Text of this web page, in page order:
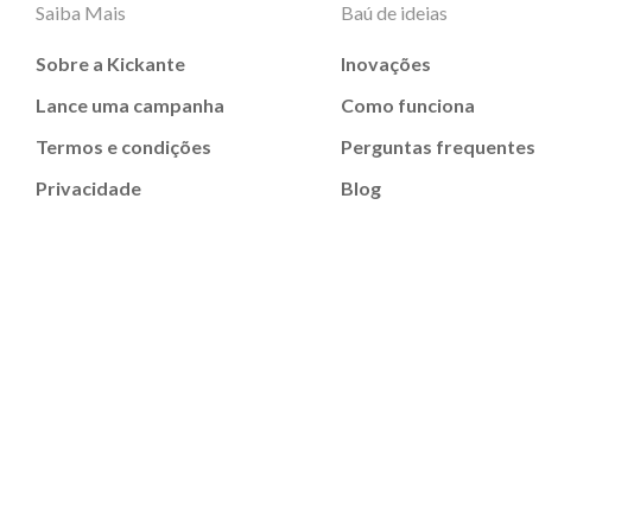
Saiba Mais
Sobre a Kickante
Lance uma campanha
Termos e condições
Privacidade
Baú de ideias
Inovações
Como funciona
Perguntas frequentes
Blog